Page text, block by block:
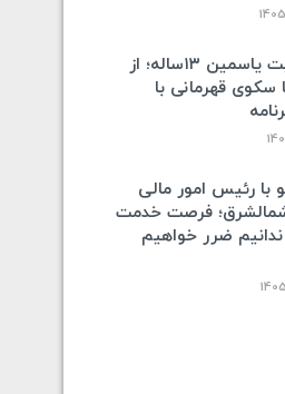
راز موفقیت یاسمین ۱۳ساله؛ از
قهرمانی با
با رئیس امور مالی
فرصت خدمت
ندانیم ضرر خواهیم